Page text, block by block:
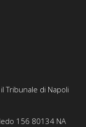
Tribunale di Napoli
156 80134 NA